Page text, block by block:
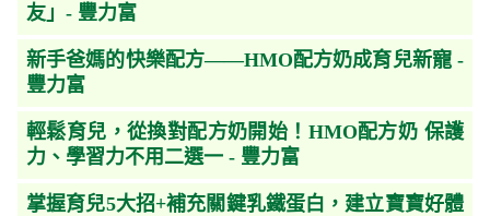
友」- 豐力富
新手爸媽的快樂配方——HMO配方奶成育兒新寵 -
豐力富
輕鬆育兒，從換對配方奶開始！HMO配方奶 保護
力、學習力不用二選一 - 豐力富
掌握育兒5大招+補充關鍵乳鐵蛋白，建立寶寶好體